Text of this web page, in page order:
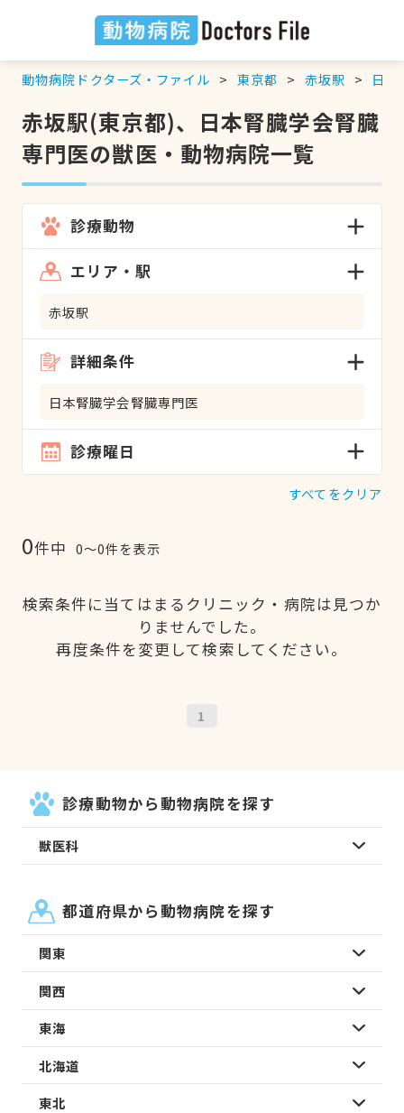
動物病院ドクターズ・ファイル 東京都 赤坂駅 日本
赤坂駅(東京都)、日本腎臓学会腎臓
専門医の獣医・動物病院一覧
診療動物
エリア・駅
赤坂駅
詳細条件
日本腎臓学会腎臓専門医
診療曜日
すべてをクリア
0件中 0〜0件を表示
検索条件に当てはまるクリニック・病院は見つか
りませんでした。
再度条件を変更して検索してください。
1
診療動物から動物病院を探す
獣医科
都道府県から動物病院を探す
関東
関西
東海
北海道
東北